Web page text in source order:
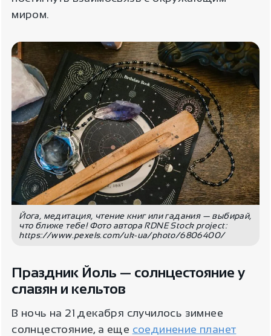
миром.
Йога, медитация, чтение книг или гадания — выбирай,
что ближе тебе! Фото автора RDNE Stock project:
https://www.pexels.com/uk-ua/photo/6806400/
Праздник Йоль — солнцестояние у
славян и кельтов
В ночь на 21 декабря случилось зимнее
солнцестояние, а еще соединение планет